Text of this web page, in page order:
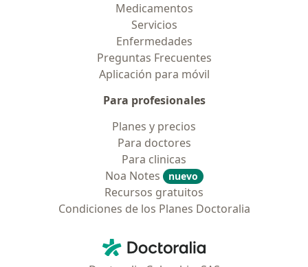
Medicamentos
Servicios
Enfermedades
Preguntas Frecuentes
Aplicación para móvil
Para profesionales
Planes y precios
Para doctores
Para clinicas
Noa Notes
nuevo
Recursos gratuitos
Condiciones de los Planes Doctoralia
Doctoralia - Página de inicio